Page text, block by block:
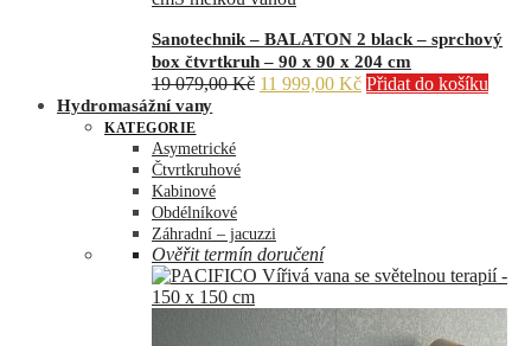
Sanotechnik – BALATON 2 black – sprchový
box čtvrtkruh – 90 x 90 x 204 cm
19 079,00Kč Původní
11 999,00 KčAktuální
Přidat do košíku
Hydromasážní vany
KATEGORIE
Asymetrické
Čtvrtkruhové
Kabinové
Obdélníkové
Záhradní – jacuzzi
Ověřit termín doručení